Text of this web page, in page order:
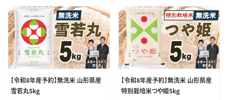
【令和8年産予約】無洗米 山形県産
雪若丸5kg
【令和8年産予約】無洗米 山形県産
特別栽培米つや姫5kg